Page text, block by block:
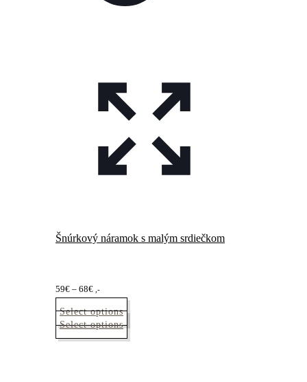
Šnúrkový náramok s malým srdiečkom
59€ – 68€Price
range:
59€
through
68€
,-
Select options
Select options
produkt